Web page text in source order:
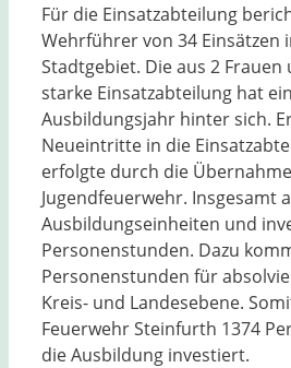
Für die Einsatzabteilung
Wehrführer von 34 Einsätzen
Stadtgebiet. Die aus 2 Frauen
starke Einsatzabteilung hat
Ausbildungsjahr hinter sich.
Neueintritte in die
erfolgte durch die
Jugendfeuerwehr. Insgesamt
Ausbildungseinheiten und
Personenstunden. Dazu
Personenstunden für
Kreis- und Landesebene.
Feuerwehr Steinfurth 1374
die Ausbildung investiert.